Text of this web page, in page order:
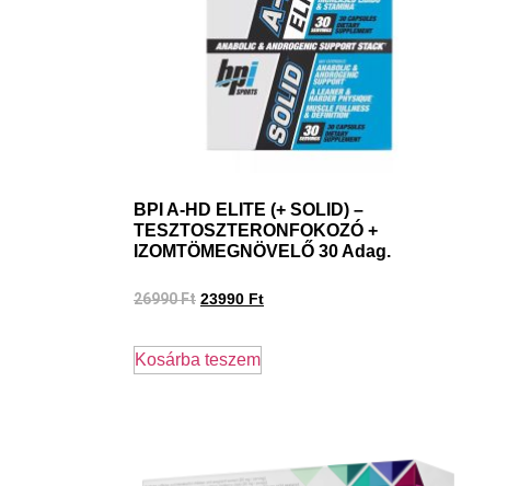
BPI A-HD ELITE (+ SOLID) –
TESZTOSZTERONFOKOZÓ +
IZOMTÖMEGNÖVELŐ 30 Adag.
26990Ft 23990 Ft
Kosárba teszem